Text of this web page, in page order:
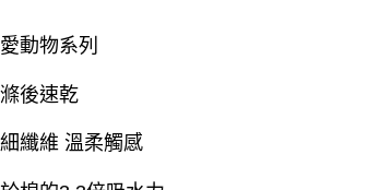
動物系列
後速乾
纖維 溫柔觸感